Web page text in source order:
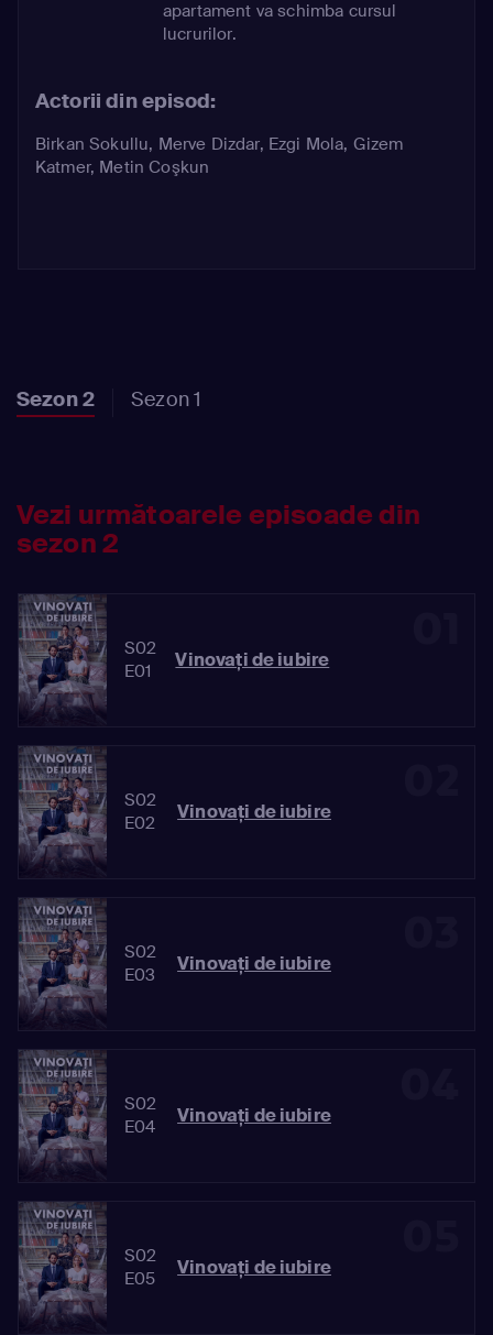
apartament va schimba cursul
lucrurilor.
Actorii din episod:
Birkan Sokullu, Merve Dizdar, Ezgi Mola, Gizem
Katmer, Metin Coşkun
Sezon 2 Sezon 1
Vezi următoarele episoade din
sezon 2
S02
E01
Vinovaţi de iubire
S02
E02
Vinovaţi de iubire
S02
E03
Vinovaţi de iubire
S02
E04
Vinovaţi de iubire
S02
E05
Vinovaţi de iubire